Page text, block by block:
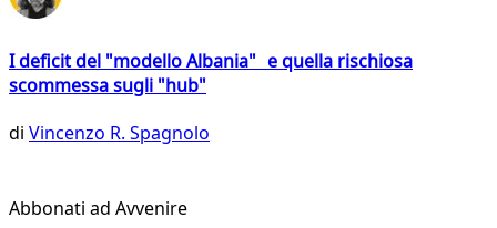
I deficit del "modello Albania" e quella rischiosa
scommessa sugli "hub"
di Vincenzo R. Spagnolo
Abbonati ad Avvenire